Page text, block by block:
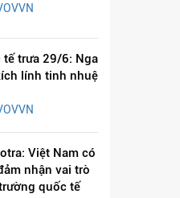
trưa 29/6: Nga
lính tinh nhuệ
Việt Nam có
nhận vai trò
quốc tế